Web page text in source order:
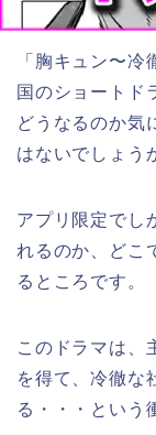
「 胸キュン〜冷
国のショートド
どうなるのか気
はないでしょう
アプリ限定でし
れるのか、どこ
るところです。
このドラマは、
を得て、冷徹な
る・・・という